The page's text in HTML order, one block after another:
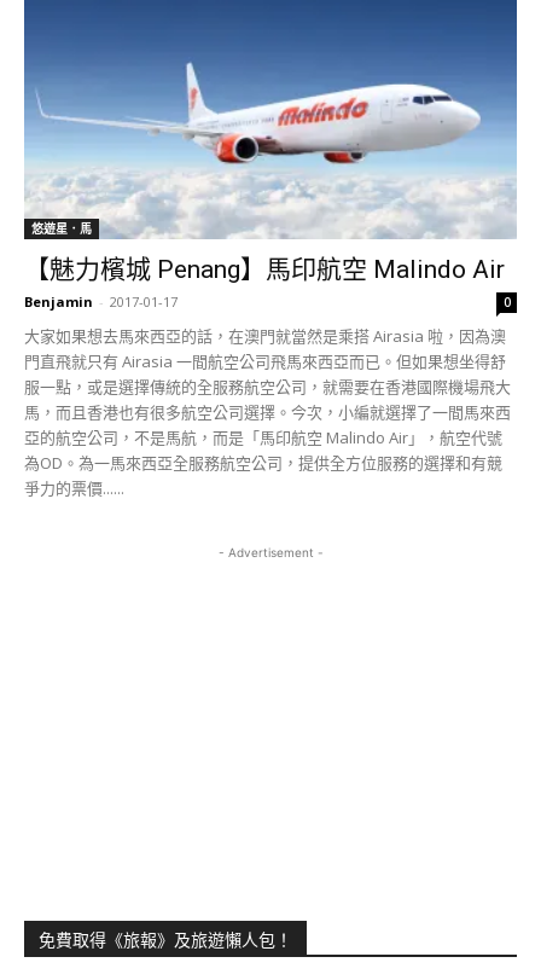
悠遊星．馬
【魅力檳城 Penang】馬印航空 Malindo Air
Benjamin - 2017-01-17 0
大家如果想去馬來西亞的話，在澳門就當然是乘搭 Airasia 啦，因為澳
門直飛就只有 Airasia 一間航空公司飛馬來西亞而已。但如果想坐得舒
服一點，或是選擇傳統的全服務航空公司，就需要在香港國際機場飛大
馬，而且香港也有很多航空公司選擇。今次，小編就選擇了一間馬來西
亞的航空公司，不是馬航，而是「馬印航空 Malindo Air」，航空代號
為OD。為一馬來西亞全服務航空公司，提供全方位服務的選擇和有競
爭力的票價......
- Advertisement -
免費取得《旅報》及旅遊懶人包！